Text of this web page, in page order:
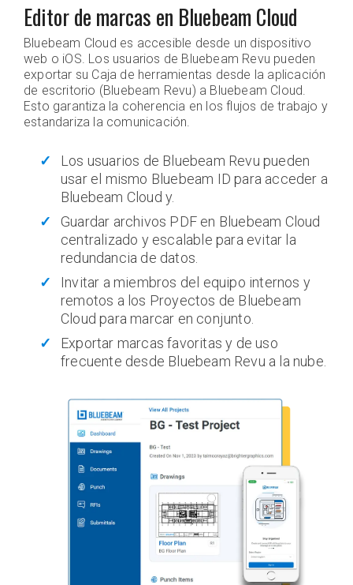
Editor de marcas en Bluebeam Cloud
Bluebeam Cloud es accesible desde un dispositivo
web o iOS. Los usuarios de Bluebeam Revu pueden
exportar su Caja de herramientas desde la aplicación
de escritorio (Bluebeam Revu) a Bluebeam Cloud.
Esto garantiza la coherencia en los flujos de trabajo y
estandariza la comunicación.
Los usuarios de Bluebeam Revu pueden
usar el mismo Bluebeam ID para acceder a
Bluebeam Cloud y.
Guardar archivos PDF en Bluebeam Cloud
centralizado y escalable para evitar la
redundancia de datos.
Invitar a miembros del equipo internos y
remotos a los Proyectos de Bluebeam
Cloud para marcar en conjunto.
Exportar marcas favoritas y de uso
frecuente desde Bluebeam Revu a la nube.